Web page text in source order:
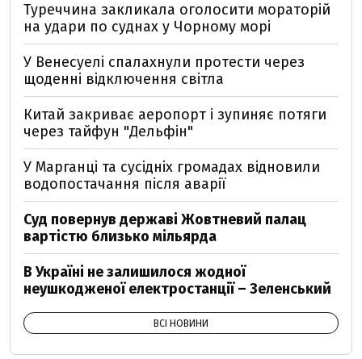
Туреччина закликала оголосити мораторій
на удари по суднах у Чорному морі
У Венесуелі спалахнули протести через
щоденні відключення світла
Китай закриває аеропорт і зупиняє потяги
через тайфун "Дельфін"
У Марганці та сусідніх громадах відновили
водопостачання після аварії
Суд повернув державі Жовтневий палац
вартістю близько мільярда
В Україні не залишилося жодної
неушкодженої електростанції – Зеленський
ВСІ НОВИНИ